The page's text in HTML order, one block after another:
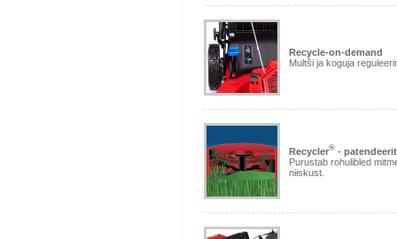
Recycle-on-demand
Multši ja koguja
Recycler® -
Purustab rohulibled
niiskust.